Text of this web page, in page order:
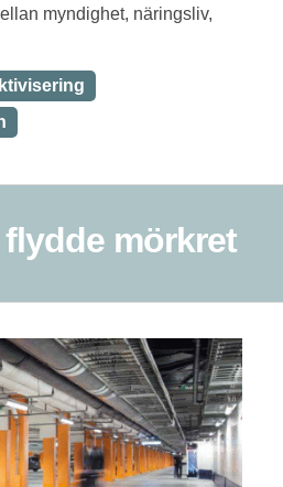
myndighet, näringsliv,
mörkret